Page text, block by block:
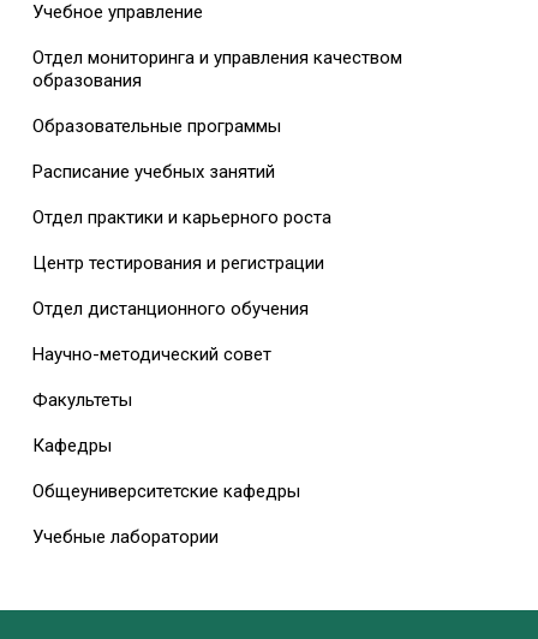
Учебное управление
Отдел мониторинга и управления качеством
образования
Образовательные программы
Расписание учебных занятий
Отдел практики и карьерного роста
Центр тестирования и регистрации
Отдел дистанционного обучения
Научно-методический совет
Факультеты
Кафедры
Общеуниверситетские кафедры
Учебные лаборатории